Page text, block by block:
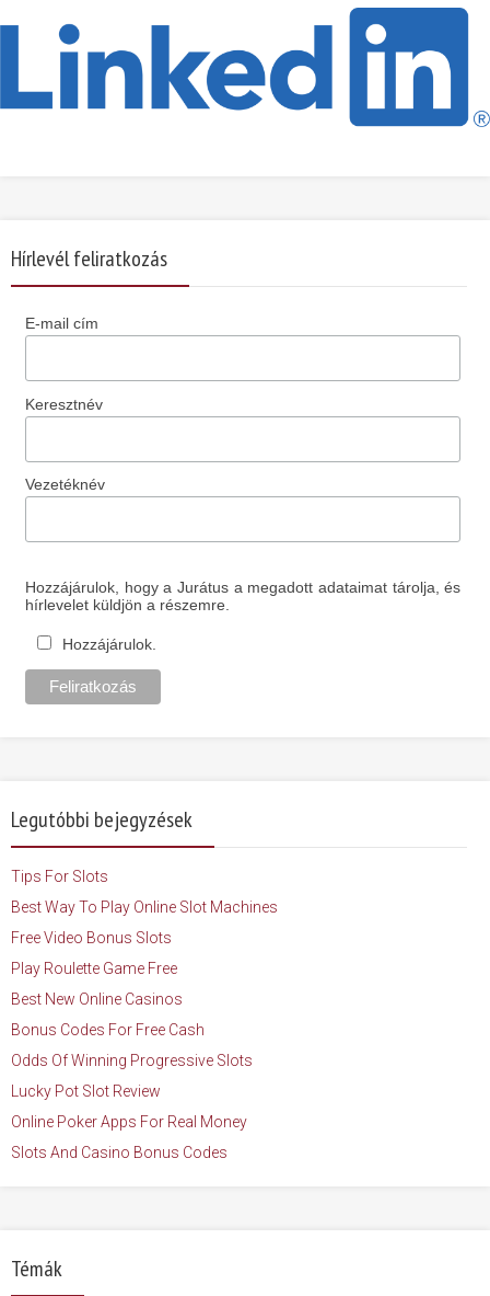
Hírlevél feliratkozás
E-mail cím
Keresztnév
Vezetéknév
Hozzájárulok, hogy a Jurátus a megadott adataimat tárolja, és
hírlevelet küldjön a részemre.
Hozzájárulok.
Legutóbbi bejegyzések
Tips For Slots
Best Way To Play Online Slot Machines
Free Video Bonus Slots
Play Roulette Game Free
Best New Online Casinos
Bonus Codes For Free Cash
Odds Of Winning Progressive Slots
Lucky Pot Slot Review
Online Poker Apps For Real Money
Slots And Casino Bonus Codes
Témák